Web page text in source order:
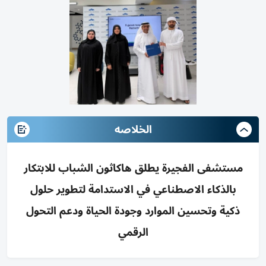
الخلاصه
مستشفى الفجيرة يطلق هاكاثون الشباب للابتكار
بالذكاء الاصطناعي في الاستدامة لتطوير حلول
ذكية وتحسين الموارد وجودة الحياة ودعم التحول
الرقمي